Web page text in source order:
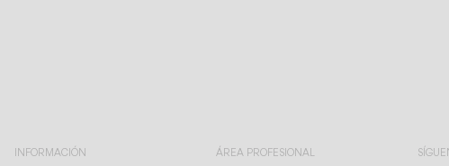
INFORMACIÓN ÁREA PROFESIONAL